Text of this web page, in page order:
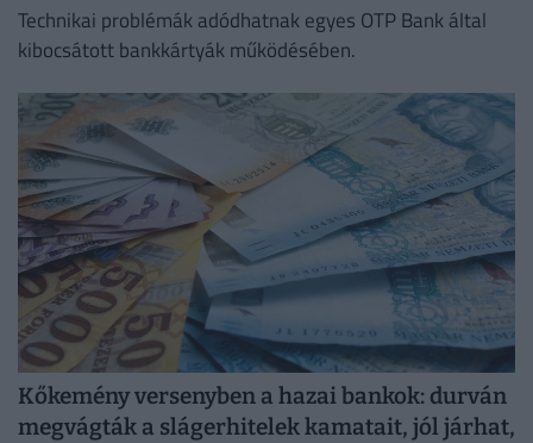
Technikai problémák adódhatnak egyes OTP Bank által
kibocsátott bankkártyák működésében.
Kőkemény versenyben a hazai bankok: durván
megvágták a slágerhitelek kamatait, jól járhat,